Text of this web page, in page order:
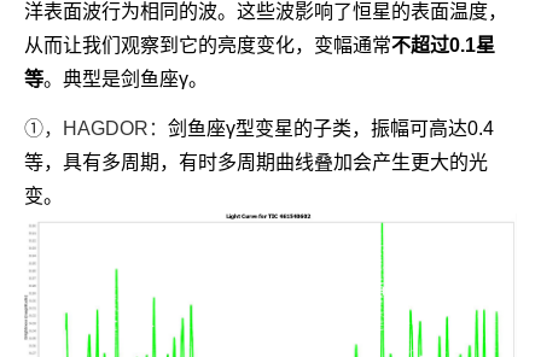
洋表面波行为相同的波。这些波影响了恒星的表面温度，
从而让我们观察到它的亮度变化，变幅通常不超过0.1星
等。典型是剑鱼座γ。
①， HAGDOR： 剑鱼座γ型变星的子类，振幅可高达0.4
等，具有多周期，有时多周期曲线叠加会产生更大的光
变。